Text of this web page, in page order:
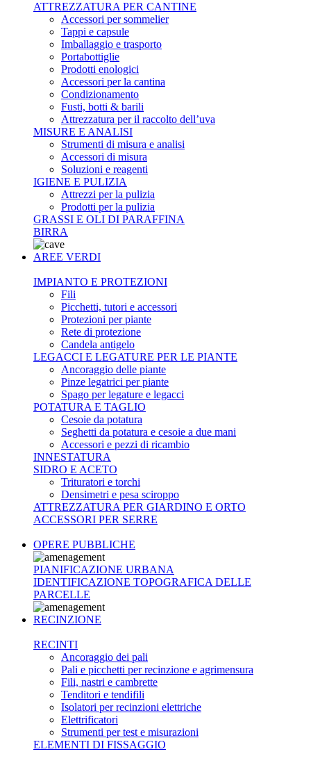
ATTREZZATURA PER CANTINE
Accessori per sommelier
Tappi e capsule
Imballaggio e trasporto
Portabottiglie
Prodotti enologici
Accessori per la cantina
Condizionamento
Fusti, botti & barili
Attrezzatura per il raccolto dell’uva
MISURE E ANALISI
Strumenti di misura e analisi
Accessori di misura
Soluzioni e reagenti
IGIENE E PULIZIA
Attrezzi per la pulizia
Prodotti per la pulizia
GRASSI E OLI DI PARAFFINA
BIRRA
AREE VERDI
IMPIANTO E PROTEZIONI
Fili
Picchetti, tutori e accessori
Protezioni per piante
Rete di protezione
Candela antigelo
LEGACCI E LEGATURE PER LE PIANTE
Ancoraggio delle piante
Pinze legatrici per piante
Spago per legature e legacci
POTATURA E TAGLIO
Cesoie da potatura
Seghetti da potatura e cesoie a due mani
Accessori e pezzi di ricambio
INNESTATURA
SIDRO E ACETO
Trituratori e torchi
Densimetri e pesa sciroppo
ATTREZZATURA PER GIARDINO E ORTO
ACCESSORI PER SERRE
OPERE PUBBLICHE
PIANIFICAZIONE URBANA
IDENTIFICAZIONE TOPOGRAFICA DELLE
PARCELLE
RECINZIONE
RECINTI
Ancoraggio dei pali
Pali e picchetti per recinzione e agrimensura
Fili, nastri e cambrette
Tenditori e tendifili
Isolatori per recinzioni elettriche
Elettrificatori
Strumenti per test e misurazioni
ELEMENTI DI FISSAGGIO